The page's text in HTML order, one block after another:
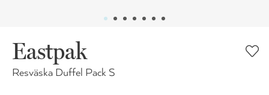
Eastpak
Resväska Duffel Pack S